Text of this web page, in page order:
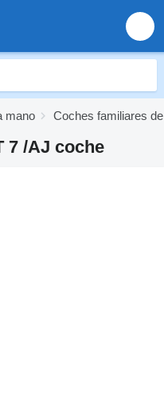
mano Coches familiares
7 /AJ coche